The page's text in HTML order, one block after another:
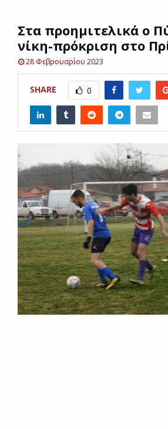
UΣτα προημιτελικά ο
νίκη-πρόκριση στο
28 Φεβρουαρίου 2023
SHARE 0